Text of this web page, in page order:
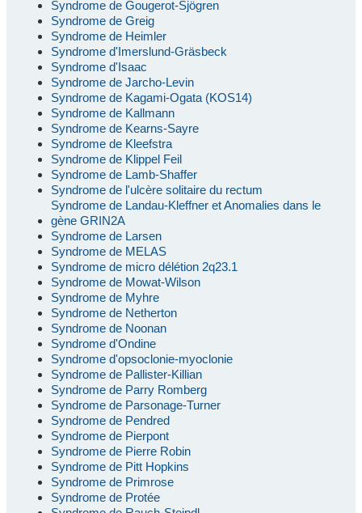
Syndrome de Gougerot-Sjögren
Syndrome de Greig
Syndrome de Heimler
Syndrome d'Imerslund-Gräsbeck
Syndrome d'Isaac
Syndrome de Jarcho-Levin
Syndrome de Kagami-Ogata (KOS14)
Syndrome de Kallmann
Syndrome de Kearns-Sayre
Syndrome de Kleefstra
Syndrome de Klippel Feil
Syndrome de Lamb-Shaffer
Syndrome de l'ulcère solitaire du rectum
Syndrome de Landau-Kleffner et Anomalies dans le
gène GRIN2A
Syndrome de Larsen
Syndrome de MELAS
Syndrome de micro délétion 2q23.1
Syndrome de Mowat-Wilson
Syndrome de Myhre
Syndrome de Netherton
Syndrome de Noonan
Syndrome d'Ondine
Syndrome d'opsoclonie-myoclonie
Syndrome de Pallister-Killian
Syndrome de Parry Romberg
Syndrome de Parsonage-Turner
Syndrome de Pendred
Syndrome de Pierpont
Syndrome de Pierre Robin
Syndrome de Pitt Hopkins
Syndrome de Primrose
Syndrome de Protée